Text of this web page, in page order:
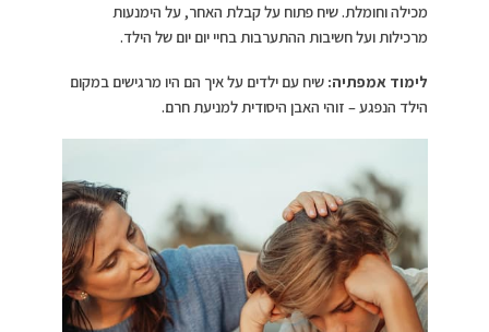
מכילה וחומלת. שיח פתוח על קבלת האחר, על הימנעות
מרכילות ועל חשיבות ההתערבות בחיי יום יום של הילד.
לימוד אמפתיה: שיח עם ילדים על איך הם היו מרגישים במקום
הילד הנפגע – זוהי האבן היסודית למניעת חרם.